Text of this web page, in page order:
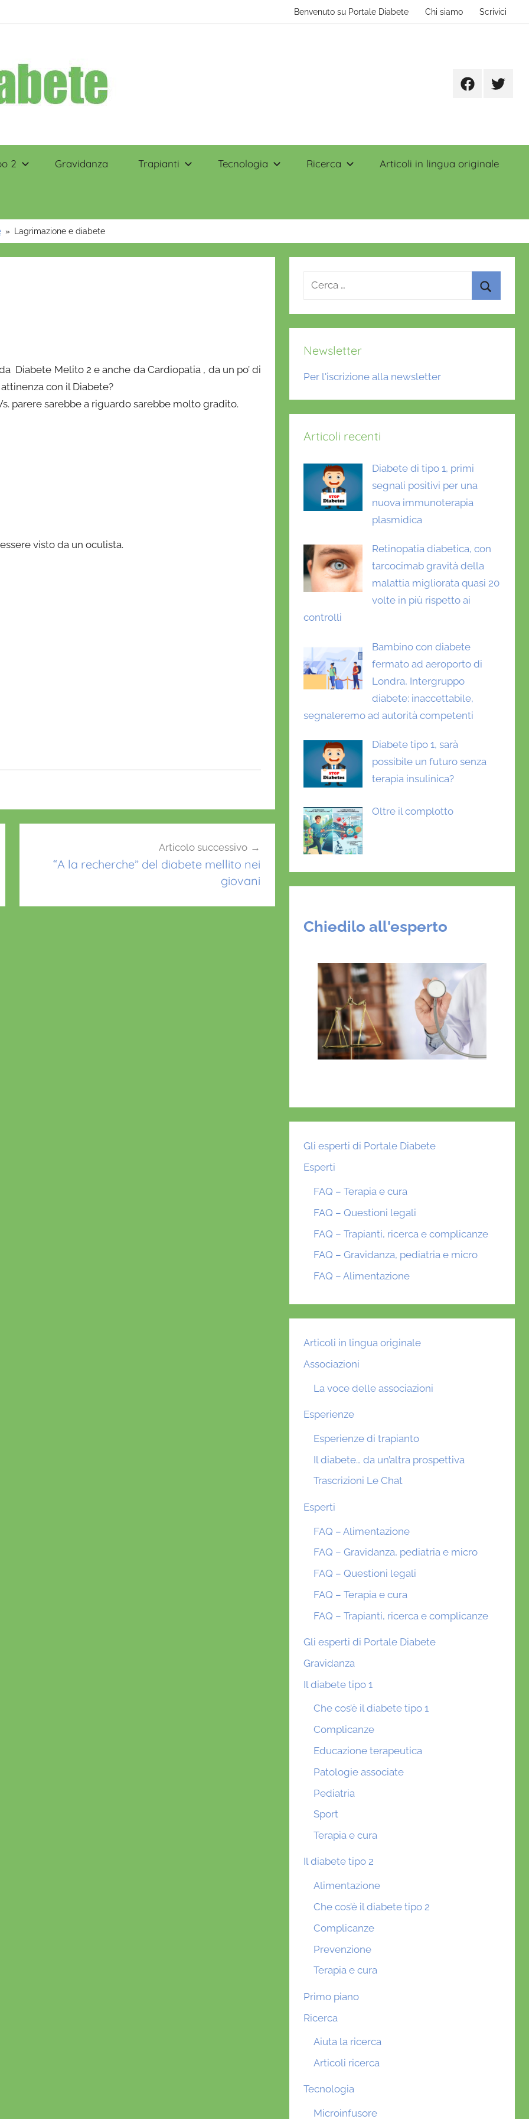
Benvenuto su Portale Diabete Chi siamo Scrivici
FacebookTwitter
2 Gravidanza Trapianti Tecnologia Ricerca Articoli in lingua originale
Lagrimazione e diabete
Diabete Melito 2 e anche da Cardiopatia , da un po’ di
con il Diabete?
parere sarebbe a riguardo sarebbe molto gradito.
visto da un oculista.
Articolo successivo
“A la recherche” del diabete mellito nei
giovani
Ricerca
Newsletter
Per l'iscrizione alla newsletter
Articoli recenti
Diabete di tipo 1, primi
segnali positivi per una
nuova immunoterapia
plasmidica
Retinopatia diabetica, con
tarcocimab gravità della
malattia migliorata quasi 20
volte in più rispetto ai
controlli
Bambino con diabete
fermato ad aeroporto di
Londra, Intergruppo
diabete: inaccettabile,
segnaleremo ad autorità competenti
Diabete tipo 1, sarà
possibile un futuro senza
terapia insulinica?
Oltre il complotto
Chiedilo all'esperto
Gli esperti di Portale Diabete
Esperti
FAQ – Terapia e cura
FAQ – Questioni legali
FAQ – Trapianti, ricerca e complicanze
FAQ – Gravidanza, pediatria e micro
FAQ – Alimentazione
Articoli in lingua originale
Associazioni
La voce delle associazioni
Esperienze
Esperienze di trapianto
Il diabete… da un’altra prospettiva
Trascrizioni Le Chat
Esperti
FAQ – Alimentazione
FAQ – Gravidanza, pediatria e micro
FAQ – Questioni legali
FAQ – Terapia e cura
FAQ – Trapianti, ricerca e complicanze
Gli esperti di Portale Diabete
Gravidanza
Il diabete tipo 1
Che cos’è il diabete tipo 1
Complicanze
Educazione terapeutica
Patologie associate
Pediatria
Sport
Terapia e cura
Il diabete tipo 2
Alimentazione
Che cos’è il diabete tipo 2
Complicanze
Prevenzione
Terapia e cura
Primo piano
Ricerca
Aiuta la ricerca
Articoli ricerca
Tecnologia
Microinfusore